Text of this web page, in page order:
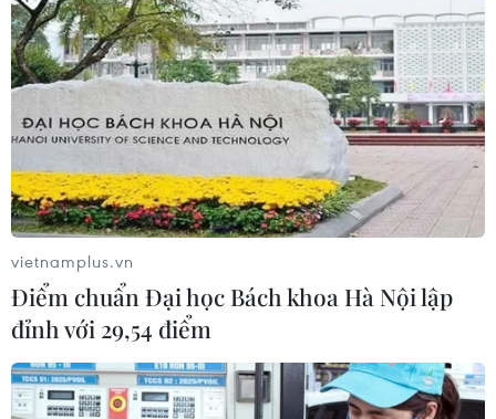
05/03/2023 12:32
Hội Liên hiệp phụ nữ thành phố Hà Nội vận động cán
bộ, hội viên, nữ công chức, viên chức, lao động, nữ
thanh niên, phụ nữ toàn thành phố tích cực hưởng ứng.
vietnamplus.vn
Điểm chuẩn Đại học Bách khoa Hà Nội lập
đỉnh với 29,54 điểm